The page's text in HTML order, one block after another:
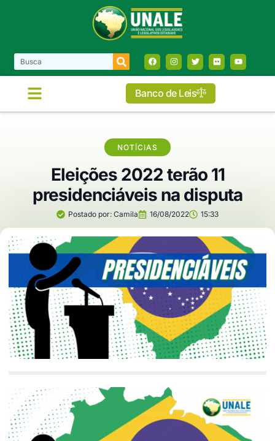
Banco de Leis
NOTÍCIAS
Eleições 2022 terão 11
presidenciáveis na disputa
Postado por: Camila 16/08/2022 15:33